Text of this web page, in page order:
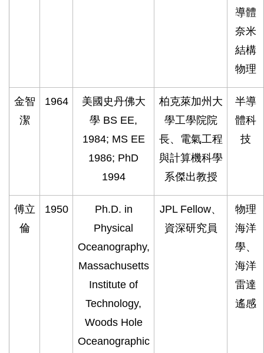
導體
奈米
結構
物理
金智
潔
1964
美國史丹佛大
學 BS EE,
1984; MS EE
1986; PhD
1994
柏克萊加州大
學工學院院
長、電氣工程
與計算機科學
系傑出教授
半導
體科
技
傅立
倫
1950
Ph.D. in
Physical
Oceanography,
Massachusetts
Institute of
Technology,
Woods Hole
Oceanographic
JPL Fellow、
資深研究員
物理
海洋
學、
海洋
雷達
遙感